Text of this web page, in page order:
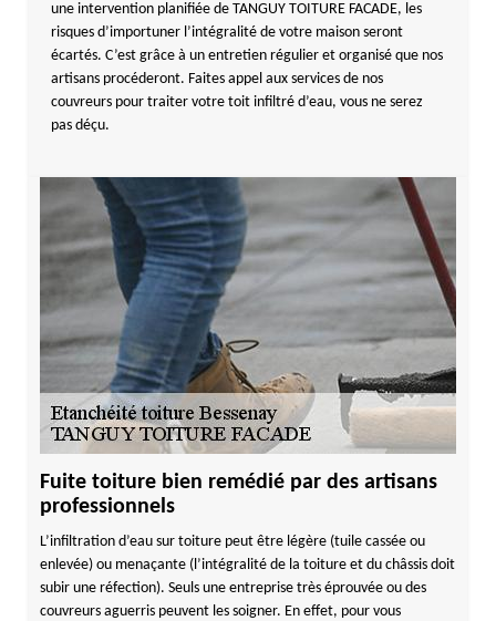
une intervention planifiée de TANGUY TOITURE FACADE, les
risques d’importuner l’intégralité de votre maison seront
écartés. C’est grâce à un entretien régulier et organisé que nos
artisans procéderont. Faites appel aux services de nos
couvreurs pour traiter votre toit infiltré d’eau, vous ne serez
pas déçu.
Fuite toiture bien remédié par des artisans
professionnels
L’infiltration d’eau sur toiture peut être légère (tuile cassée ou
enlevée) ou menaçante (l’intégralité de la toiture et du châssis doit
subir une réfection). Seuls une entreprise très éprouvée ou des
couvreurs aguerris peuvent les soigner. En effet, pour vous